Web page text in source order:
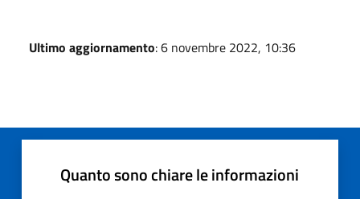
Ultimo aggiornamento: 6 novembre 2022, 10:36
Quanto sono chiare le informazioni